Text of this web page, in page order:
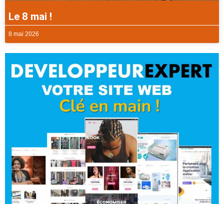
Le 8 mai !
8 mai 2026